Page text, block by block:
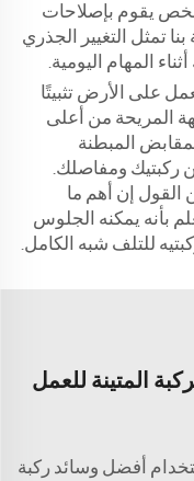
شخص يقوم بإصلاحات
تمثل التغيير الجذري
المهام اليومية.
على الأرض تثبيتًا
المريحة من أعلى
المبطنة
ومفاصلك.
القول إن أهم ما
بأنه يمكنه الجلوس
للتلف شبه الكامل.
المتينة للعمل
أفضل وسائد ركبة